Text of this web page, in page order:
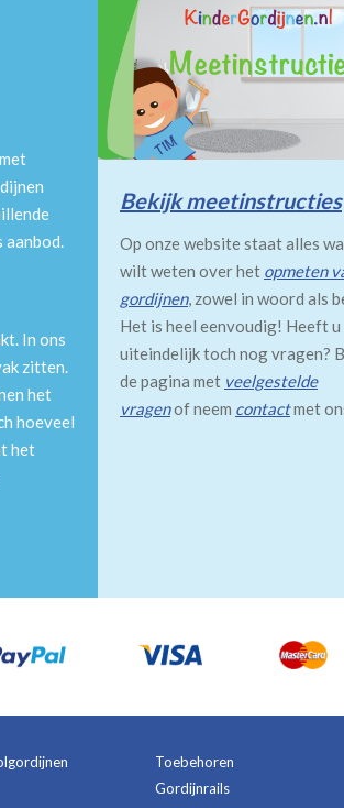
aanbod.
In ons
zitten.
het
hoeveel
het
Bekijk meetinstructies
Op onze website staat alles
wilt weten over het opmeten
gordijnen, zowel in woord als
Het is heel eenvoudig! Heeft u
uiteindelijk toch nog vragen?
de pagina met veelgestelde
vragenof neem contactmet
Toebehoren
Gordijnrails